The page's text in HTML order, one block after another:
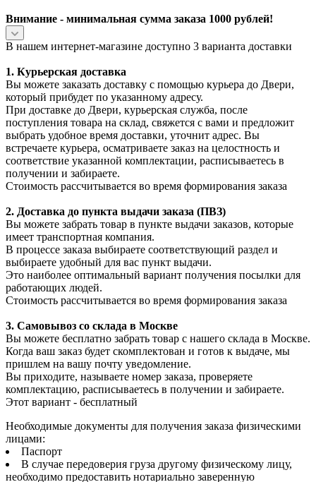
Внимание - минимальная сумма заказа 1000 рублей!
В нашем интернет-магазине доступно 3 варианта доставки
1. Курьерская доставка
Вы можете заказать доставку с помощью курьера до Двери,
который прибудет по указанному адресу.
При доставке до Двери, курьерская служба, после
поступления товара на склад, свяжется с вами и предложит
выбрать удобное время доставки, уточнит адрес. Вы
встречаете курьера, осматриваете заказ на целостность и
соответствие указанной комплектации, расписываетесь в
получении и забираете.
Стоимость рассчитывается во время формирования заказа
2. Доставка до пункта выдачи заказа (ПВЗ)
Вы можете забрать товар в пункте выдачи заказов, которые
имеет транспортная компания.
В процессе заказа выбираете соответствующий раздел и
выбираете удобный для вас пункт выдачи.
Это наиболее оптимальный вариант получения посылки для
работающих людей.
Стоимость рассчитывается во время формирования заказа
3. Самовывоз со склада в Москве
Вы можете бесплатно забрать товар с нашего склада в Москве.
Когда ваш заказ будет скомплектован и готов к выдаче, мы
пришлем на вашу почту уведомление.
Вы приходите, называете номер заказа, проверяете
комплектацию, расписываетесь в получении и забираете.
Этот вариант - бесплатный
Необходимые документы для получения заказа физическими
лицами:
Паспорт
В случае передоверия груза другому физическому лицу,
необходимо предоставить нотариально заверенную